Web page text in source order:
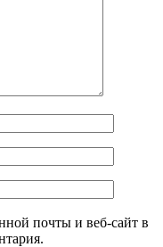
почты и веб-сайт в